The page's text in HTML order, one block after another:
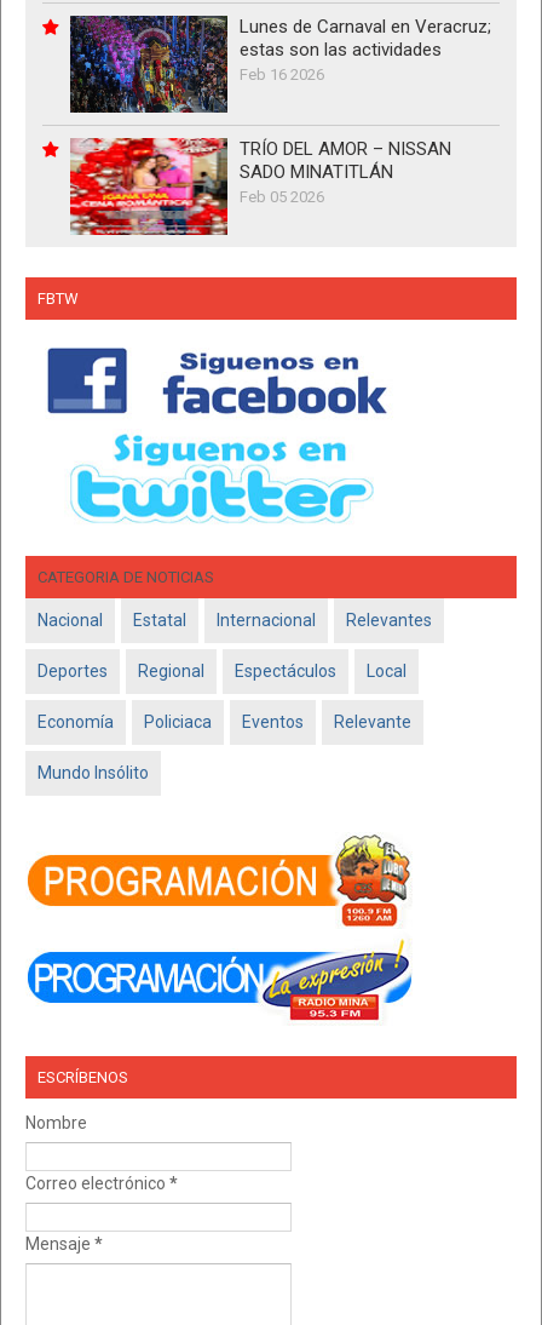
Lunes de Carnaval en Veracruz;
estas son las actividades
Feb 16 2026
TRÍO DEL AMOR – NISSAN
SADO MINATITLÁN
Feb 05 2026
FBTW
CATEGORIA DE NOTICIAS
Nacional Estatal Internacional Relevantes
Deportes Regional Espectáculos Local
Economía Policiaca Eventos Relevante
Mundo Insólito
ESCRÍBENOS
Nombre
Correo electrónico *
Mensaje *